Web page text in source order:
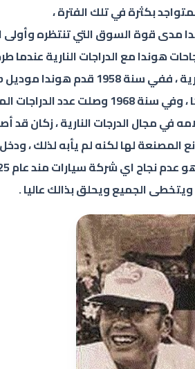
بكثرة في تلك الفترة ،
خاصة أصدقائه حيث طلبو منه 12 دراجة ، هناك أيقن هوندا
نجاحات هوندا مع الدراجات النارية
وحققت نجاحا باهر أدى الى نسيان الناس للدراجات
الجميع ويحلق بذالك عاليا .